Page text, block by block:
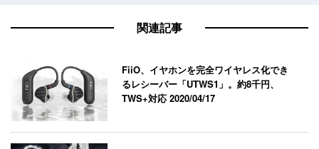
関連記事
FiiO、イヤホンを完全ワイヤレス化でき
るレシーバー「UTWS1」。約8千円、
TWS+対応2020/04/17